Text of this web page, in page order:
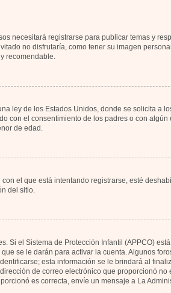
necesitará registrarse para publicar temas y
no disfrutaría, como tener su imagen
recomendable.
ley de los Estados Unidos, donde se solicita a
con el consentimiento de los padres o con algún
de edad.
el que está intentando registrarse, esté
del sitio.
Si el Sistema de Protección Infantil (APPCO)
se le darán para activar la cuenta. Algunos
esta información se le brindará al
de correo electrónico que proporcionó no
es correcta, envíe un mensaje a La